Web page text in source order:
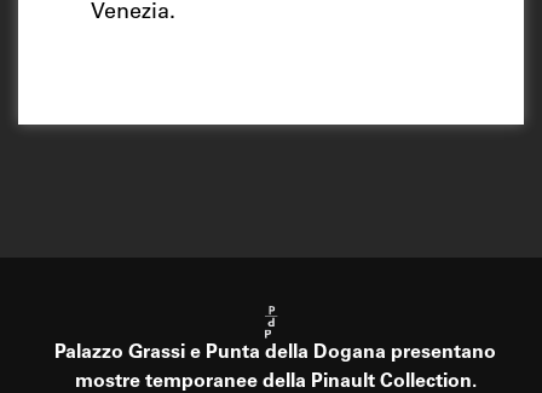
Venezia.
Palazzo Grassi e Punta della Dogana presentano
mostre temporanee della Pinault Collection.